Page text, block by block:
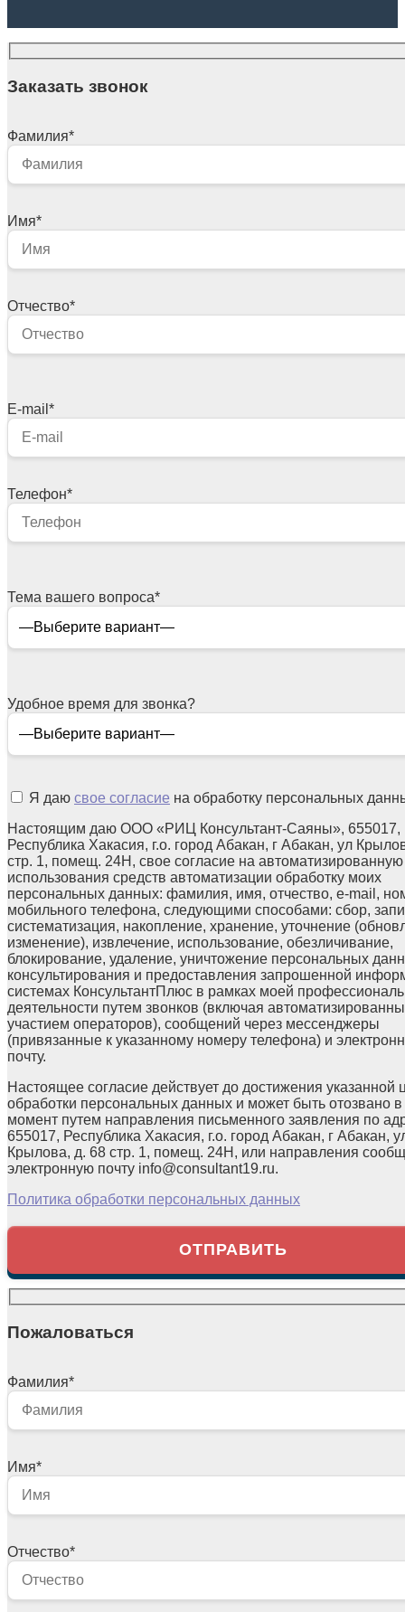
Заказать звонок
Фамилия*
Имя*
Отчество*
E-mail *
Телефон*
Тема вашего вопроса*
Удобное время для звонка?
Я даю свое согласие на обработку персональных
Настоящим даю ООО «РИЦ Консультант-Саяны», 655017,
Республика Хакасия, г.о. город Абакан, г Абакан, ул
стр. 1, помещ. 24Н, свое согласие на автоматизированную
использования средств автоматизации обработку моих
персональных данных: фамилия, имя, отчество, e-mail,
мобильного телефона, следующими способами: сбор,
систематизация, накопление, хранение, уточнение
изменение), извлечение, использование, обезличивание,
блокирование, удаление, уничтожение персональных
консультирования и предоставления запрошенной
системах КонсультантПлюс в рамках моей
деятельности путем звонков (включая
участием операторов), сообщений через мессенджеры
(привязанные к указанному номеру телефона) и
почту.
Настоящее согласие действует до достижения указанной
обработки персональных данных и может быть отозвано
момент путем направления письменного заявления по
655017, Республика Хакасия, г.о. город Абакан, г Абакан,
Крылова, д. 68 стр. 1, помещ. 24Н, или направления
электронную почту info@consultant19.ru.
Политика обработки персональных данных
Пожаловаться
Фамилия*
Имя*
Отчество*